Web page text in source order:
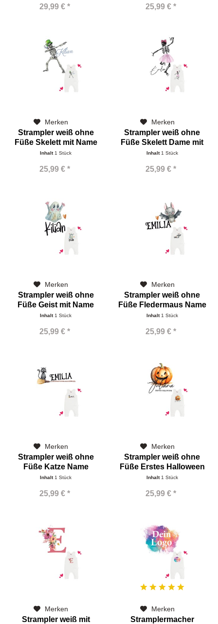
29,99 € * 25,99 € *
Merken
Strampler weiß ohne
Füße Skelett mit Name
Inhalt 1 Stück
25,99 € *
Merken
Strampler weiß ohne
Füße Skelett Dame mit
Name
Inhalt 1 Stück
25,99 € *
Merken
Strampler weiß ohne
Füße Geist mit Name
Inhalt 1 Stück
25,99 € *
Merken
Strampler weiß ohne
Füße Fledermaus Name
Inhalt 1 Stück
25,99 € *
Merken
Strampler weiß ohne
Füße Katze Name
Inhalt1 Stück
25,99 € *
Merken
Strampler weiß ohne
Füße Erstes Halloween
Name
Inhalt1 Stück
25,99 € *
Merken
Strampler weiß mit
Merken
Stramplermacher